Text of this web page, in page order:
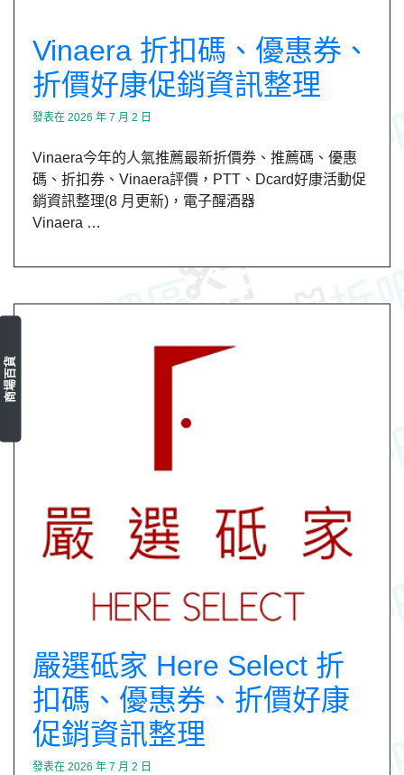
Vinaera 折扣碼、優惠券、
折價好康促銷資訊整理
發表在 2026 年 7 月 2 日
Vinaera今年的人氣推薦最新折價券、推薦碼、優惠
碼、折扣券、Vinaera評價，PTT、Dcard好康活動促
銷資訊整理(8 月更新)，電子醒酒器
Vinaera …
商場百貨
嚴選砥家 Here Select 折
扣碼、優惠券、折價好康
促銷資訊整理
發表在 2026 年 7 月 2 日